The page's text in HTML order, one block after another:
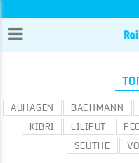
AUHAGEN BACHMANN
KIBRI
LILIPUT
SEUTHE